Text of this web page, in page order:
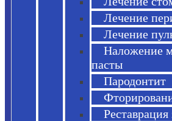
Лечение
Лечение
Наложение
пасты
Пародонтит
Реставрация